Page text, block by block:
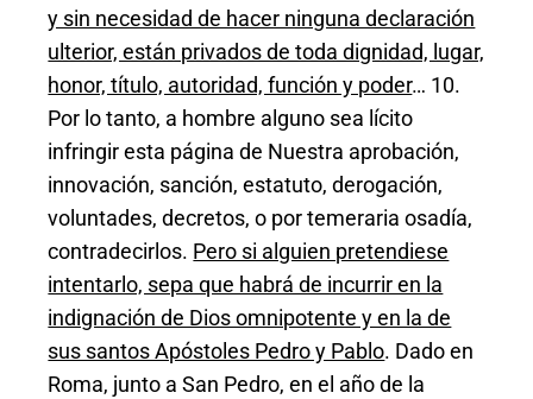
y sin necesidad de hacer ninguna declaración
ulterior, están privados de toda dignidad, lugar,
honor, título, autoridad, función y poder… 10.
Por lo tanto, a hombre alguno sea lícito
infringir esta página de Nuestra aprobación,
innovación, sanción, estatuto, derogación,
voluntades, decretos, o por temeraria osadía,
contradecirlos. Pero si alguien pretendiese
intentarlo, sepa que habrá de incurrir en la
indignación de Dios omnipotente y en la de
sus santos Apóstoles Pedro y Pablo. Dado en
Roma, junto a San Pedro, en el año de la